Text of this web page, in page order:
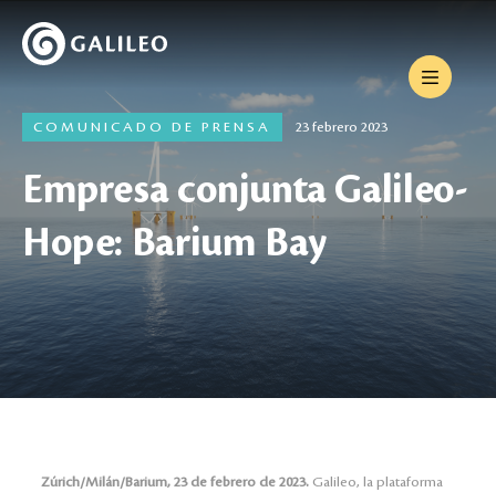
COMUNICADO DE PRENSA 23 febrero 2023
Empresa conjunta Galileo-
Hope: Barium Bay
Zúrich/Milán/Barium, 23 de febrero de 2023. Galileo, la plataforma